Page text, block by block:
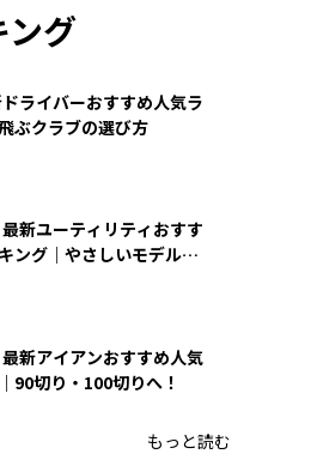
ング
ライバーおすすめ人気ラ
ぶクラブの選び方
最新ユーティリティおすす
ング｜やさしいモデルの
最新アイアンおすすめ人気
90切り・100切りへ！
もっと読む